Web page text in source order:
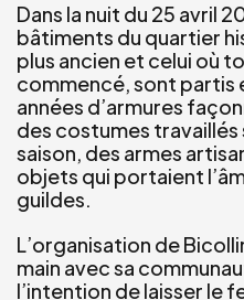
Dans la nuit du 25 avril
bâtiments du quartier
plus ancien et celui où
commencé, sont partis
années d’armures
des costumes travaillés
saison, des armes
objets qui portaient
guildes.
L’organisation de
main avec sa
l’intention de laisser le